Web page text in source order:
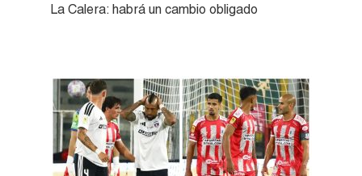
La Calera: habrá un cambio obligado